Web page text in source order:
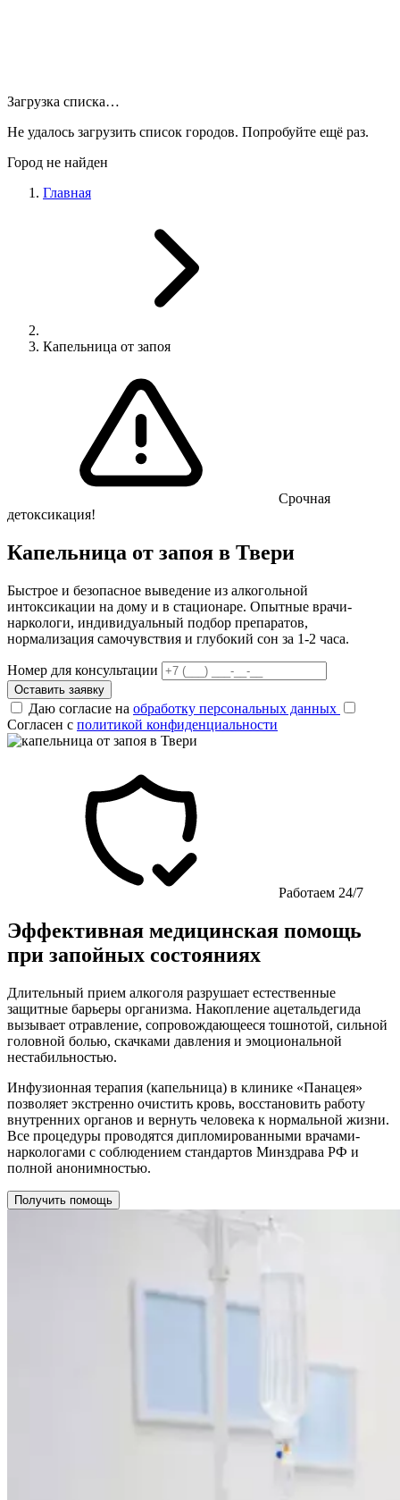
Загрузка списка…
Не удалось загрузить список городов. Попробуйте ещё раз.
Город не найден
Главная
Капельница от запоя
Срочная
детоксикация!
Капельница от запоя в Твери
Быстрое и безопасное выведение из алкогольной
интоксикации на дому и в стационаре. Опытные врачи-
наркологи, индивидуальный подбор препаратов,
нормализация самочувствия и глубокий сон за 1-2 часа.
Номер для консультации
Оставить заявку
Даю согласие на обработку персональных данных
Согласен с политикой конфиденциальности
Работаем 24/7
Эффективная медицинская помощь
при запойных состояниях
Длительный прием алкоголя разрушает естественные
защитные барьеры организма. Накопление ацетальдегида
вызывает отравление, сопровождающееся тошнотой, сильной
головной болью, скачками давления и эмоциональной
нестабильностью.
Инфузионная терапия (капельница) в клинике «Панацея»
позволяет экстренно очистить кровь, восстановить работу
внутренних органов и вернуть человека к нормальной жизни.
Все процедуры проводятся дипломированными врачами-
наркологами с соблюдением стандартов Минздрава РФ и
полной анонимностью.
Получить помощь